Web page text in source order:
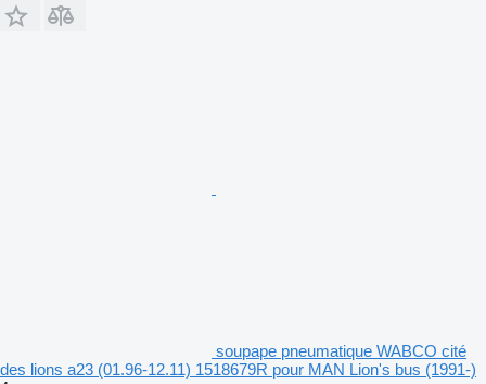
soupape pneumatique WABCO cité
des lions a23 (01.96-12.11) 1518679R pour MAN Lion's bus (1991-)